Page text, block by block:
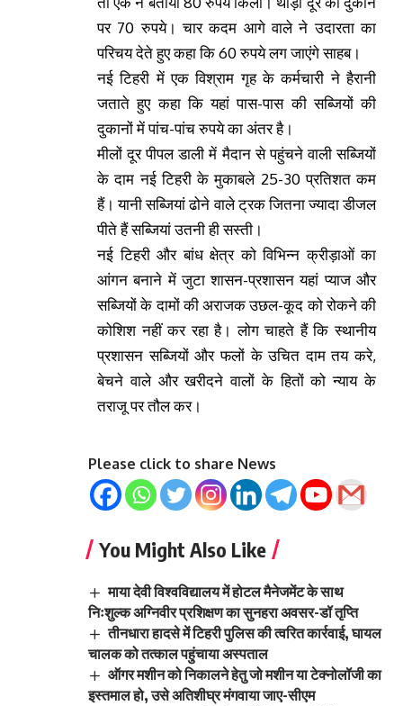
पर 70 रुपये। चार कदम आगे वाले ने उदारता का
परिचय देते हुए कहा कि 60 रुपये लग जाएंगे साहब।
नई टिहरी में एक विश्राम गृह के कर्मचारी ने हैरानी
जताते हुए कहा कि यहां पास-पास की सब्जियों की
दुकानों में पांच-पांच रुपये का अंतर है।
मीलों दूर पीपल डाली में मैदान से पहुंचने वाली सब्जियों
के दाम नई टिहरी के मुकाबले 25-30 प्रतिशत कम
हैं। यानी सब्जियां ढोने वाले ट्रक जितना ज्यादा डीजल
पीते हैं सब्जियां उतनी ही सस्ती।
नई टिहरी और बांध क्षेत्र को विभिन्न क्रीड़ाओं का
आंगन बनाने में जुटा शासन-प्रशासन यहां प्याज और
सब्जियों के दामों की अराजक उछल-कूद को रोकने की
कोशिश नहीं कर रहा है। लोग चाहते हैं कि स्थानीय
प्रशासन सब्जियों और फलों के उचित दाम तय करे,
बेचने वाले और खरीदने वालों के हितों को न्याय के
तराजू पर तौल कर।
Please click to share News
You Might Also Like
माया देवी विश्वविद्यालय में होटल मैनेजमेंट के साथ
निःशुल्क अग्निवीर प्रशिक्षण का सुनहरा अवसर-डॉ तृप्ति
तीनधारा हादसे में टिहरी पुलिस की त्वरित कार्रवाई, घायल
चालक को तत्काल पहुंचाया अस्पताल
ऑगर मशीन को निकालने हेतु जो मशीन या टेक्नोलॉजी का
इस्तमाल हो, उसे अतिशीघ्र मंगवाया जाए-सीएम